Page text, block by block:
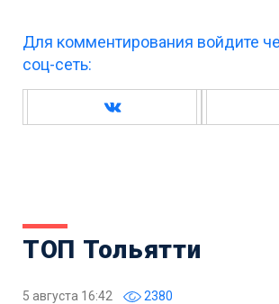
Для комментирования войдите
соц-сеть:
ТОП Тольятти
5 августа 16:42 2380